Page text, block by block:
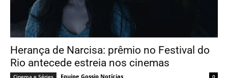
Herança de Narcisa: prêmio no Festival do
Rio antecede estreia nos cinemas
Cinema e Séries Equipe Gossip Notícias 0